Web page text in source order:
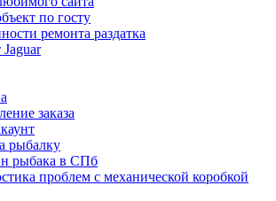
по госту
ремонта раздатка
заказа
рыбалку
рыбака в СПб
проблем с механической коробкой